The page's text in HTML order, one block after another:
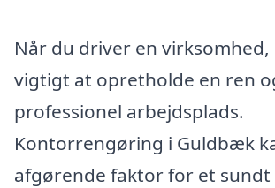
Når du driver en virksomhed,
vigtigt at opretholde en ren
professionel arbejdsplads.
Kontorrengøring i Guldbæk
afgørende faktor for et sundt